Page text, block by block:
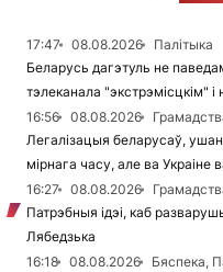
17:47 08.08.2026
Палітыка
Беларусь дагэтуль не
тэлеканала "экстрэмісцкім"
16:56
08.08.2026
Легалізацыя беларусаў,
мірнага часу, але ва
16:27
08.08.2026
Патрэбныя ідэі, каб
Лябедзька
16:18
08.08.2026
Бяспека,